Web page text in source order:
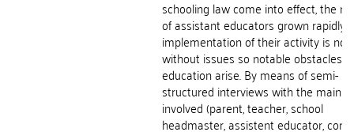
schooling law come into effect, the
of assistant educators grown rapidly,
implementation of their activity is not
without issues so notable obstacles
education arise. By means of semi-
structured interviews with the main
involved (parent, teacher, school
headmaster, assistent educator,